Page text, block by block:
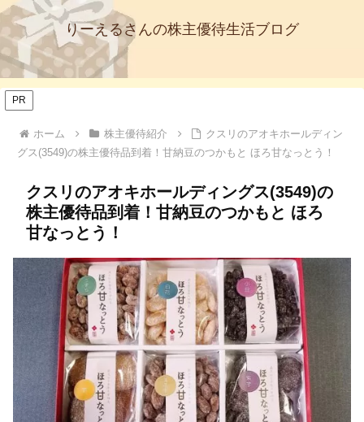
りーえるさんの株主優待生活ブログ
PR
ホーム 株主優待紹介
クスリのアオキホールディン
グス(3549)の株主優待品到着！甘納豆のつかもと ほろ甘なっとう！
クスリのアオキホールディングス(3549)の
株主優待品到着！甘納豆のつかもと ほろ
甘なっとう！